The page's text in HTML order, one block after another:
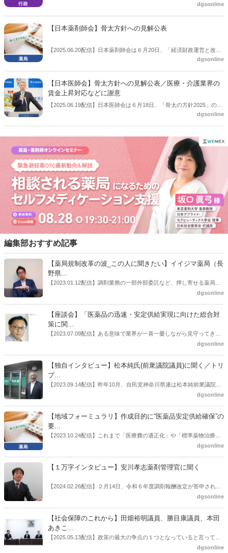
針、いわゆる“骨太方針”の原案をとりまとめ、公表した。診療報酬改
た。
dgsonline
【日本薬剤師会】骨太方針への見解公表
【2025.06.20配信】日本薬剤師会は６月20日、「経済財政運営と改革
の基本方針 2025」及び「規制改革実施計画」等の閣議決定を受けて、
dgsonline
【日本医師会】骨太方針への見解公表／医療・介護業界の
賃金上昇対応などに謝意
【2025.06.19配信】日本医師会は６月18日、「骨太の方針2025」の閣
議決定を受けて見解を公表した。また、その会見の模様を公式
賜った書きぶりになっている」として、謝意を表明した。
dgsonline
編集部おすすめ記事
【薬局規制改革の波_この人に聞きたい】イイジマ薬局（長
野県...
【2023.01.12配信】調剤業務の一部外部委託など、押し寄せる薬局業
界への規制改革の波。この規制改革の波を薬局業界はどう受け止めた
はないだろうか。本紙ではこうした問題について、厚労省「薬局薬剤
師の業務及び薬局の機能に関するワーキンググループ」に参考人とし
ても出席していたイイジマ薬局（長野県上田市）開設者である飯島裕
dgsonline
【座談会】「医薬品の迅速・安定供給実現に向けた総合対
策に関...
【2023.07.09配信】ある意味で業界が一喜一憂しながら見守ってきた
厚労省「医薬品の迅速・安定供給実現に向けた総合対策に関する有識
書がとりまとめられた。ドラビズon-lineでは検討会を総括する目的で
厚労省医政局医薬産業振興・医療情報企画課長（医薬産業振興・医療
情報企画課セルフケア・セルフメディケーション推進室長併任）安藤
公一氏や青山学院大学名誉教授の三村優美子氏、 日本保険薬局協会医
dgsonline
【独自インタビュー】松本純氏(前衆議院議員)に聞く／トリ
プ...
【2023.09.14配信】昨年10月、自民党神奈川県連は松本純前衆議院議
員を「自民党神奈川1区」（横浜市中区・磯子区・金沢区）の支部長
候補の前提となるもの。薬剤師に関わる政策に広く・深く関わってき
た同氏の復活に向けた薬剤師業界の期待には熱いものがある。不透明
感の払拭できない医療・介護・障害者サービスのトリプル改定等へ
の、薬剤師業界の強い危機感の裏返しといってもいいだろう。本稿で
dgsonline
【地域フォーミュラリ】作成目的に“医薬品安定供給確保”の
要...
【2023.10.24配信】これまで「医療費の適正化」や「標準薬物治療の
推進」などが目的とされることが多かった地域フォーミュラリの作
た。医薬品の安定供給確保だ。10月22日に開かれた「日本フォーミュ
飯田市）は、会員薬局から安定供給確保への強い要望があったことを
受け、安定供給確保が見込めるPPI３成分について銘柄を含めて選定
dgsonline
【１万字インタビュー】安川孝志薬剤管理官に聞く
【2024.02.26配信】２月14日、令和６年度調剤報酬改定が答申され
た。本紙では、厚生労働省保険局医療課・薬剤管理官の安川孝志氏
dgsonline
【社会保障のこれから】田畑裕明議員、勝目康議員、本田
あきこ...
【2025.05.13配信】政策の最大の争点の１つとなっていると言っても
よいのが社会保障のこれからのあり方だ。特に与党では、政府関係者
dgsonline